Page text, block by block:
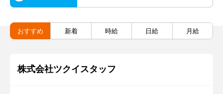
おすすめ 新着 時給 日給 月給
株式会社ツクイスタッフ